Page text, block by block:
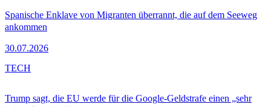
Spanische Enklave von Migranten überrannt, die auf dem Seeweg
ankommen
30.07.2026
Trump sagt, die EU werde für die Google-Geldstrafe einen „sehr
TECH